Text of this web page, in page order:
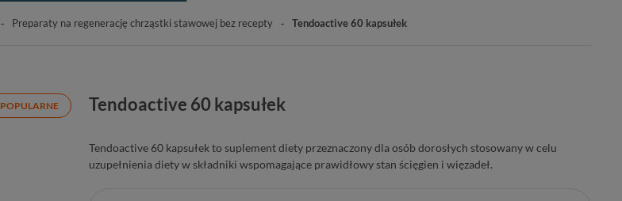
Preparaty na regenerację chrząstki stawowej bez recepty Tendoactive 60 kapsułek
POPULARNE Tendoactive 60 kapsułek
Tendoactive 60 kapsułek to suplement diety przeznaczony dla osób dorosłych stosowany w celu
uzupełnienia diety w składniki wspomagające prawidłowy stan ścięgien i więzadeł.